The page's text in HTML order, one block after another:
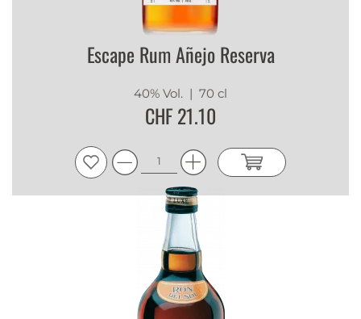
Escape Rum Añejo Reserva
40% Vol. | 70 cl
CHF 21.10